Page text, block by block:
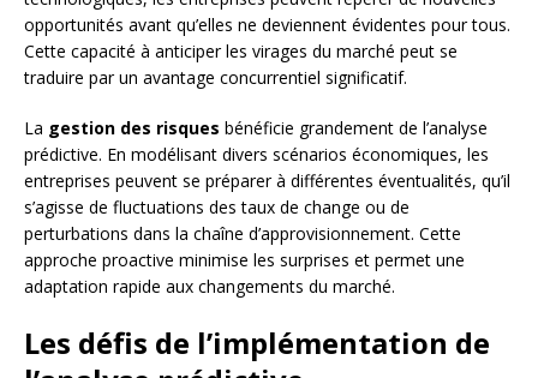
opportunités avant qu’elles ne deviennent évidentes pour tous.
Cette capacité à anticiper les virages du marché peut se
traduire par un avantage concurrentiel significatif.
La gestion des risques bénéficie grandement de l’analyse
prédictive. En modélisant divers scénarios économiques, les
entreprises peuvent se préparer à différentes éventualités, qu’il
s’agisse de fluctuations des taux de change ou de
perturbations dans la chaîne d’approvisionnement. Cette
approche proactive minimise les surprises et permet une
adaptation rapide aux changements du marché.
Les défis de l’implémentation de